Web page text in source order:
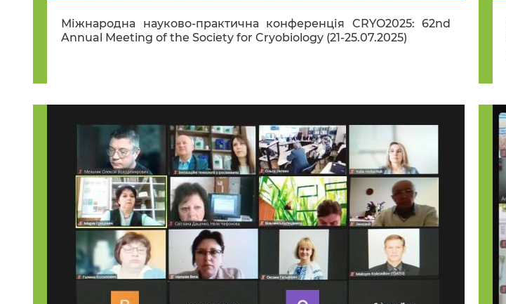
Міжнародна науково-практична конференція CRYO2025: 62nd
Annual Meeting of the Society for Cryobiology (21-25.07.2025)